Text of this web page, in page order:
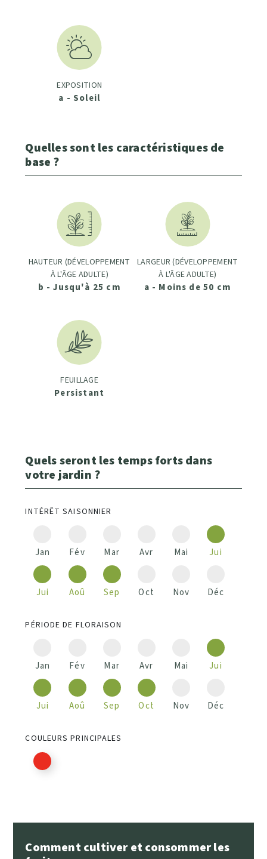
EXPOSITION
a - Soleil
Quelles sont les caractéristiques de
base ?
HAUTEUR (DÉVELOPPEMENT
À L'ÂGE ADULTE)
b - Jusqu'à 25 cm
LARGEUR (DÉVELOPPEMENT
À L'ÂGE ADULTE)
a - Moins de 50 cm
FEUILLAGE
Persistant
Quels seront les temps forts dans
votre jardin ?
INTÉRÊT SAISONNIER
Jan Fév Mar Avr Mai Jui
Jui Aoû Sep Oct Nov Déc
PÉRIODE DE FLORAISON
Jan Fév Mar Avr Mai Jui
Jui Aoû Sep Oct Nov Déc
COULEURS PRINCIPALES
Comment cultiver et consommer les